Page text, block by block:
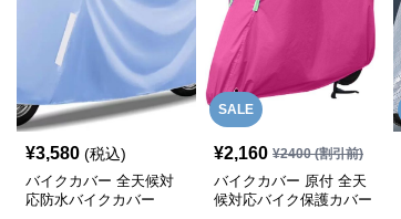
¥3,580 (税込)
バイクカバー 全天候対
応防水バイクカバー
SALE
¥2,160 ¥2400(割引前)
バイクカバー 原付 全天
候対応バイク保護カバー